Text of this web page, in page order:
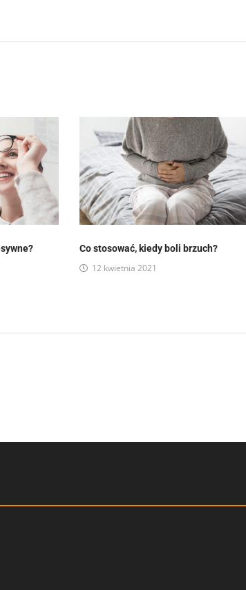
Co stosować, kiedy boli brzuch?
12 kwietnia 2021